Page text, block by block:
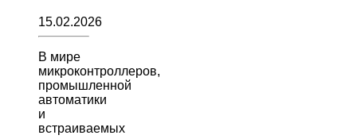
15.02.2026
В мире
микроконтроллеров,
промышленной
автоматики
и
встраиваемых